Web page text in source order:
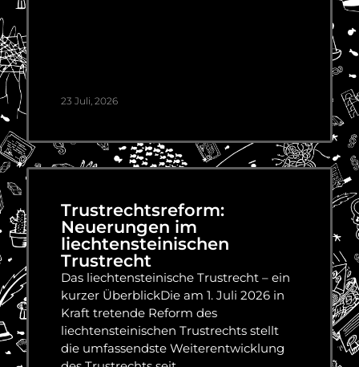
23 Juli, 2026
Trustrechtsreform:
Neuerungen im
liechtensteinischen
Trustrecht
Das liechtensteinische Trustrecht – ein
kurzer ÜberblickDie am 1. Juli 2026 in
Kraft tretende Reform des
liechtensteinischen Trustrechts stellt
die umfassendste Weiterentwicklung